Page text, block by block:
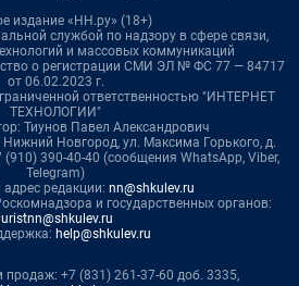
издание «НН.ру» (18+)
службой по надзору в сфере связи,
и массовых коммуникаций
о регистрации СМИ ЭЛ № ФС 77 — 84717
от 06.02.2023 г.
ответственностью "ИНТЕРНЕТ
ТЕХНОЛОГИИ"
Тиунов Павел Александрович
Нижний Новгород, ул. Максима Горького, д.
390-40-40 (сообщения WhatsApp, Viber,
Telegram)
редакции: nn@shkulev.ru
и государственных органов:
help@shkulev.ru
продаж: +7 (831) 261-37-60 доб. 3335,